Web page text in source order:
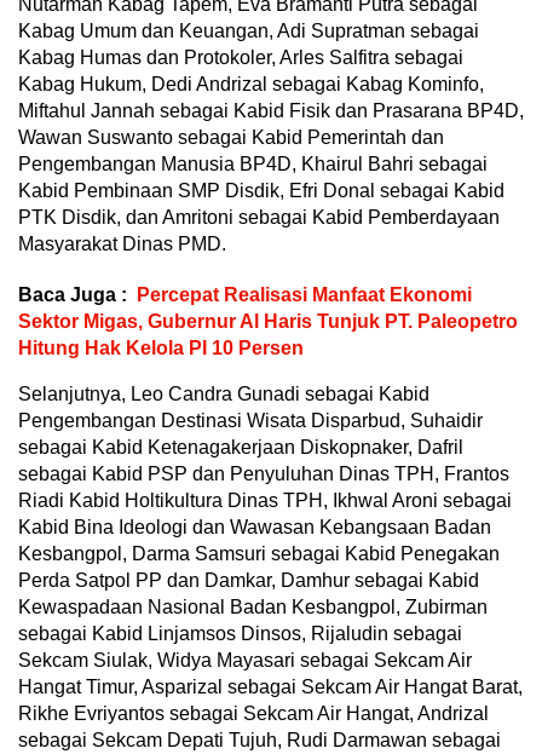
Kabag Umum dan Keuangan, Adi Supratman sebagai
Kabag Humas dan Protokoler, Arles Salfitra sebagai
Kabag Hukum, Dedi Andrizal sebagai Kabag Kominfo,
Miftahul Jannah sebagai Kabid Fisik dan Prasarana BP4D,
Wawan Suswanto sebagai Kabid Pemerintah dan
Pengembangan Manusia BP4D, Khairul Bahri sebagai
Kabid Pembinaan SMP Disdik, Efri Donal sebagai Kabid
PTK Disdik, dan Amritoni sebagai Kabid Pemberdayaan
Masyarakat Dinas PMD.
Baca Juga :
Percepat Realisasi Manfaat Ekonomi
Sektor Migas, Gubernur Al Haris Tunjuk PT. Paleopetro
Hitung Hak Kelola PI 10 Persen
Selanjutnya, Leo Candra Gunadi sebagai Kabid
Pengembangan Destinasi Wisata Disparbud, Suhaidir
sebagai Kabid Ketenagakerjaan Diskopnaker, Dafril
sebagai Kabid PSP dan Penyuluhan Dinas TPH, Frantos
Riadi Kabid Holtikultura Dinas TPH, Ikhwal Aroni sebagai
Kabid Bina Ideologi dan Wawasan Kebangsaan Badan
Kesbangpol, Darma Samsuri sebagai Kabid Penegakan
Perda Satpol PP dan Damkar, Damhur sebagai Kabid
Kewaspadaan Nasional Badan Kesbangpol, Zubirman
sebagai Kabid Linjamsos Dinsos, Rijaludin sebagai
Sekcam Siulak, Widya Mayasari sebagai Sekcam Air
Hangat Timur, Asparizal sebagai Sekcam Air Hangat Barat,
Rikhe Evriyantos sebagai Sekcam Air Hangat, Andrizal
sebagai Sekcam Depati Tujuh, Rudi Darmawan sebagai